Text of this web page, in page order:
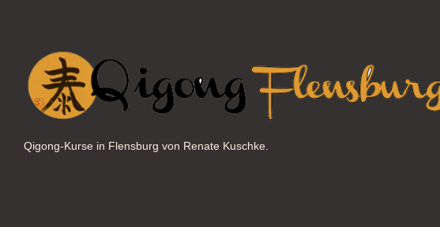
Qigong-Kurse in Flensburg von Renate Kuschke.